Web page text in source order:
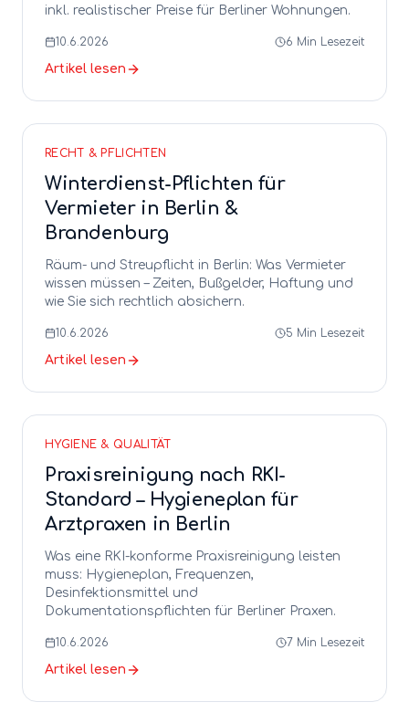
inkl. realistischer Preise für Berliner Wohnungen.
10.6.2026 6 Min Lesezeit
Artikel lesen
RECHT & PFLICHTEN
Winterdienst-Pflichten für
Vermieter in Berlin &
Brandenburg
Räum- und Streupflicht in Berlin: Was Vermieter
wissen müssen – Zeiten, Bußgelder, Haftung und
wie Sie sich rechtlich absichern.
10.6.2026 5 Min Lesezeit
Artikel lesen
HYGIENE & QUALITÄT
Praxisreinigung nach RKI-
Standard – Hygieneplan für
Arztpraxen in Berlin
Was eine RKI-konforme Praxisreinigung leisten
muss: Hygieneplan, Frequenzen,
Desinfektionsmittel und
Dokumentationspflichten für Berliner Praxen.
10.6.2026 7 Min Lesezeit
Artikel lesen